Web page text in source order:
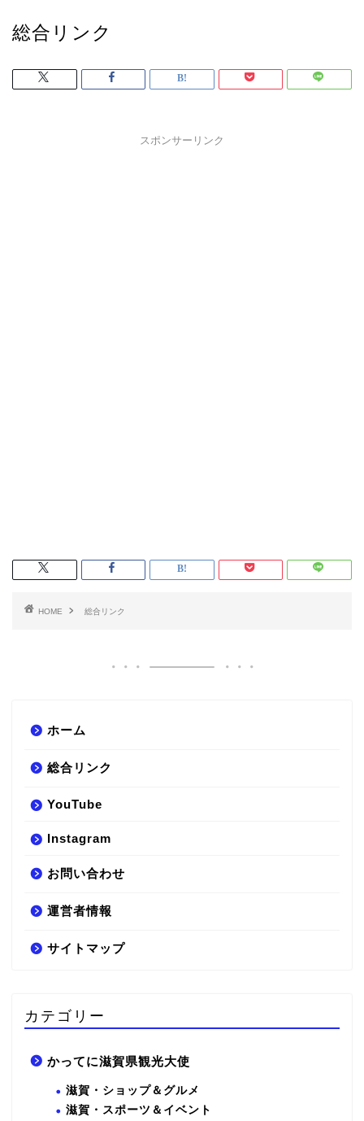
総合リンク
スポンサーリンク
HOME 総合リンク
ホーム
総合リンク
YouTube
Instagram
お問い合わせ
運営者情報
サイトマップ
カテゴリー
かってに滋賀県観光大使
滋賀・ショップ＆グルメ
滋賀・スポーツ＆イベント